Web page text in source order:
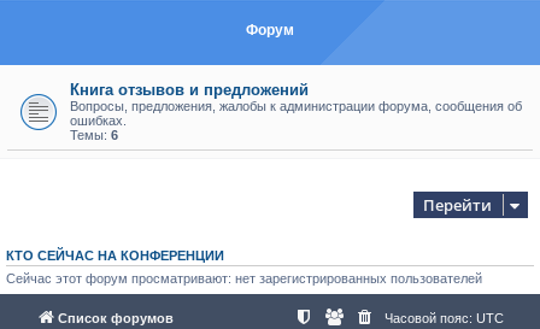
Форум
Книга отзывов и предложений
Вопросы, предложения, жалобы к администрации форума, сообщения об
ошибках.
Темы: 6
Перейти
КТО СЕЙЧАС НА КОНФЕРЕНЦИИ
Сейчас этот форум просматривают: нет зарегистрированных пользователей
Список форумов Часовой пояс: UTC